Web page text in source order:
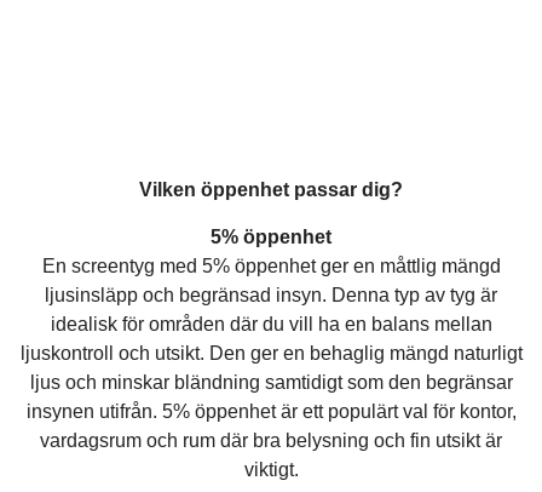
Vilken öppenhet passar dig?
5% öppenhet
En screentyg med 5% öppenhet ger en måttlig mängd
ljusinsläpp och begränsad insyn. Denna typ av tyg är
idealisk för områden där du vill ha en balans mellan
ljuskontroll och utsikt. Den ger en behaglig mängd naturligt
ljus och minskar bländning samtidigt som den begränsar
insynen utifrån. 5% öppenhet är ett populärt val för kontor,
vardagsrum och rum där bra belysning och fin utsikt är
viktigt.